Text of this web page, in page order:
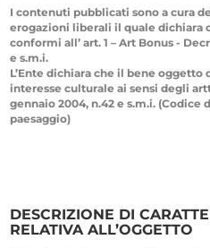
I contenuti pubblicati sono a cura
erogazioni liberali il quale dichiara
conformi all’ art. 1 – Art Bonus -
e s.m.i.
L’Ente dichiara che il bene
interesse culturale ai sensi degli artt.
gennaio 2004, n.42 e s.m.i. (Codice
paesaggio)
DESCRIZIONE DI
RELATIVA ALL’OGGETTO